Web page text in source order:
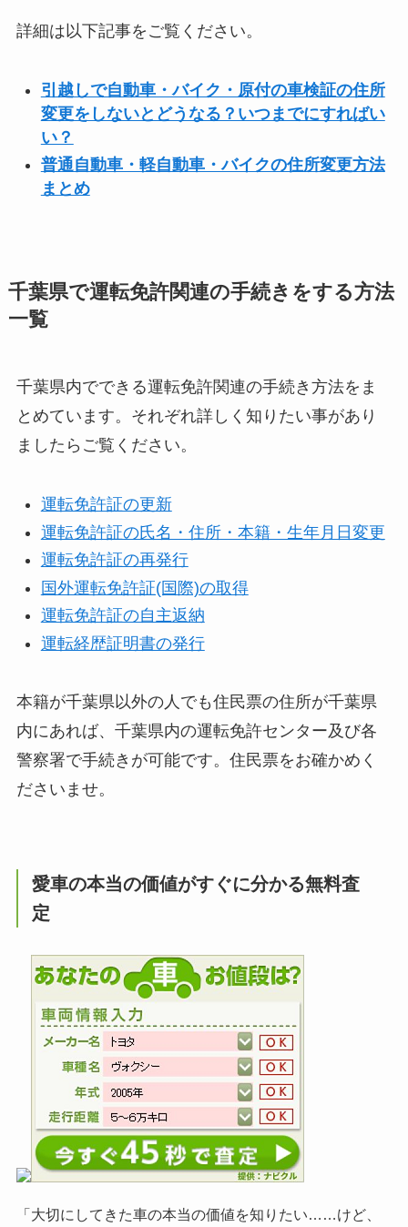
詳細は以下記事をご覧ください。
引越しで自動車・バイク・原付の車検証の住所
変更をしないとどうなる？いつまでにすればい
い？
普通自動車・軽自動車・バイクの住所変更方法
まとめ
千葉県で運転免許関連の手続きをする方法
一覧
千葉県内でできる運転免許関連の手続き方法をま
とめています。それぞれ詳しく知りたい事があり
ましたらご覧ください。
運転免許証の更新
運転免許証の氏名・住所・本籍・生年月日変更
運転免許証の再発行
国外運転免許証(国際)の取得
運転免許証の自主返納
運転経歴証明書の発行
本籍が千葉県以外の人でも住民票の住所が千葉県
内にあれば、千葉県内の運転免許センター及び各
警察署で手続きが可能です。住民票をお確かめく
ださいませ。
愛車の本当の価値がすぐに分かる無料査
定
「大切にしてきた車の本当の価値を知りたい……けど、